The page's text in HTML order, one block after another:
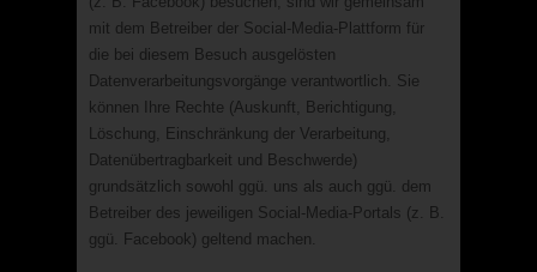
mit dem Betreiber der Social-Media-Plattform für
die bei diesem Besuch ausgelösten
Datenverarbeitungsvorgänge verantwortlich. Sie
können Ihre Rechte (Auskunft, Berichtigung,
Löschung, Einschränkung der Verarbeitung,
Datenübertragbarkeit und Beschwerde)
grundsätzlich sowohl ggü. uns als auch ggü. dem
Betreiber des jeweiligen Social-Media-Portals (z. B.
ggü. Facebook) geltend machen.